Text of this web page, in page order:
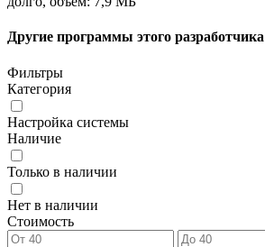
Другие программы этого разработчика
Фильтры
Категория
Настройка системы
Наличие
Только в наличии
Нет в наличии
Стоимость